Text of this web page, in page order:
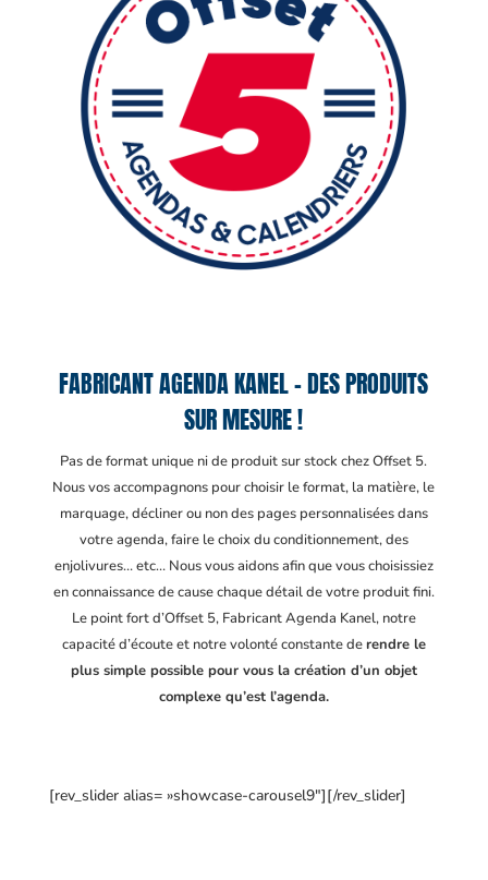
FABRICANT AGENDA KANEL – DES PRODUITS
SUR MESURE !
Pas de format unique ni de produit sur stock chez Offset 5.
Nous vos accompagnons pour choisir le format, la matière, le
marquage, décliner ou non des pages personnalisées dans
votre agenda, faire le choix du conditionnement, des
enjolivures… etc… Nous vous aidons afin que vous choisissiez
en connaissance de cause chaque détail de votre produit fini.
Le point fort d’Offset 5, Fabricant Agenda Kanel, notre
capacité d’écoute et notre volonté constante derendre le
plus simple possible pour vous la création d’un objet
complexe qu’est l’agenda.
[rev_slider alias= »showcase-carousel9″][/rev_slider]